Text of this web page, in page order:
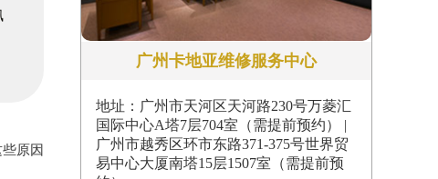
原因
广州卡地亚维修服务中心
地址：广州市天河区天河路230号万菱汇
国际中心A塔7层704室（需提前预约） |
广州市越秀区环市东路371-375号世界贸
易中心大厦南塔15层1507室（需提前预